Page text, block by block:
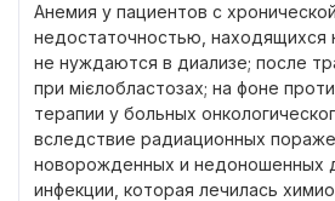
Анемия у пациентов с
недостаточностью, находящихся
не нуждаются в диализе; после
при мієлобластозах; на фоне
терапии у больных
вследствие радиационных
новорожденных и недоношенных
инфекции, которая лечилась